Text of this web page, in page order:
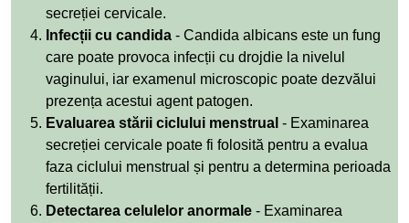
secreției cervicale.
Infecții cu candida - Candida albicans este un fung
care poate provoca infecții cu drojdie la nivelul
vaginului, iar examenul microscopic poate dezvălui
prezența acestui agent patogen.
Evaluarea stării ciclului menstrual - Examinarea
secreției cervicale poate fi folosită pentru a evalua
faza ciclului menstrual și pentru a determina perioada
fertilității.
Detectarea celulelor anormale - Examinarea